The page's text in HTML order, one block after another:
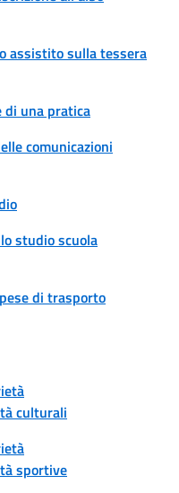
assistito sulla tessera
di una pratica
comunicazioni
studio scuola
di trasporto
culturali
sportive